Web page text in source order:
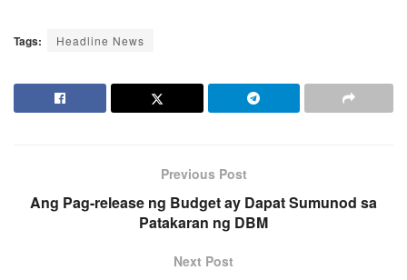
Tags: Headline News
Previous Post
Ang Pag-release ng Budget ay Dapat Sumunod sa
Patakaran ng DBM
Next Post